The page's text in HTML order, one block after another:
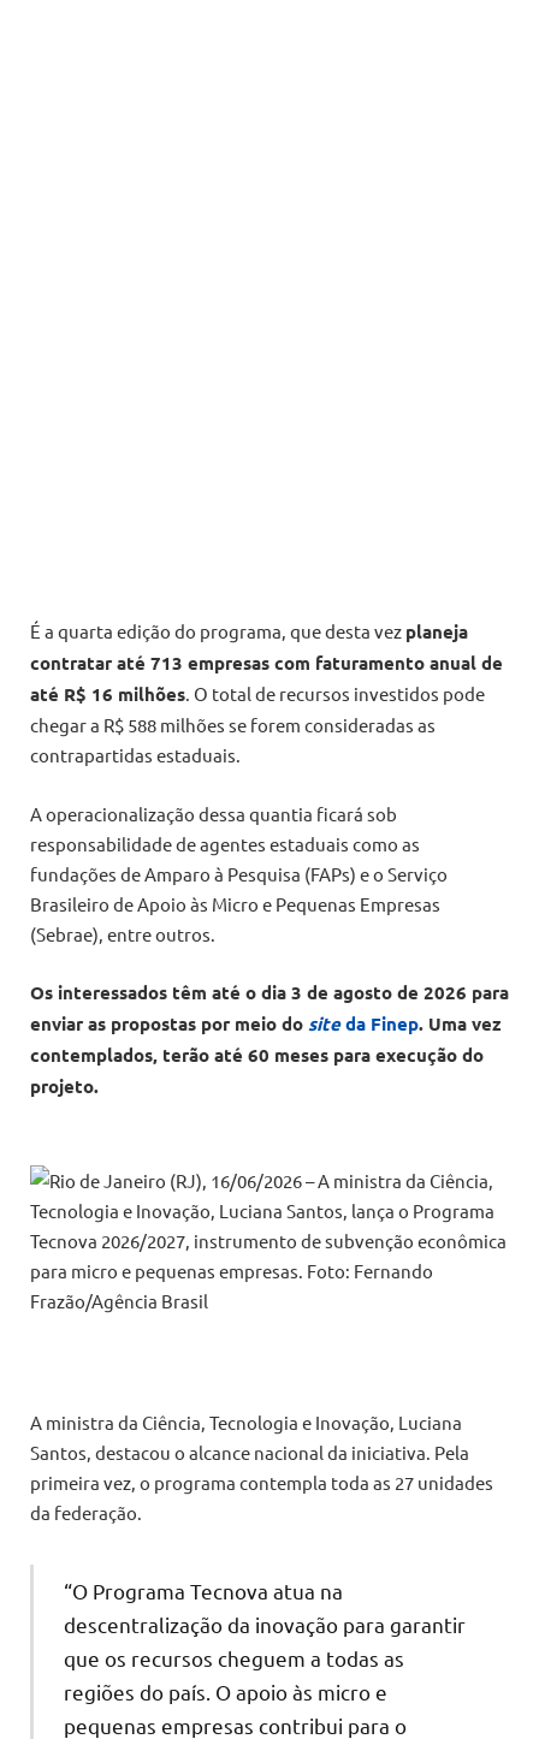
É a quarta edição do programa, que desta vez planeja
contratar até 713 empresas com faturamento anual de
até R$ 16 milhões. O total de recursos investidos pode
chegar a R$ 588 milhões se forem consideradas as
contrapartidas estaduais.
A operacionalização dessa quantia ficará sob
responsabilidade de agentes estaduais como as
fundações de Amparo à Pesquisa (FAPs) e o Serviço
Brasileiro de Apoio às Micro e Pequenas Empresas
(Sebrae), entre outros.
Os interessados têm até o dia 3 de agosto de 2026 para
enviar as propostas por meio do siteda Finep. Uma vez
contemplados, terão até 60 meses para execução do
projeto.
A ministra da Ciência, Tecnologia e Inovação, Luciana
Santos, destacou o alcance nacional da iniciativa. Pela
primeira vez, o programa contempla toda as 27 unidades
da federação.
“O Programa Tecnova atua na
descentralização da inovação para garantir
que os recursos cheguem a todas as
regiões do país. O apoio às micro e
pequenas empresas contribui para o